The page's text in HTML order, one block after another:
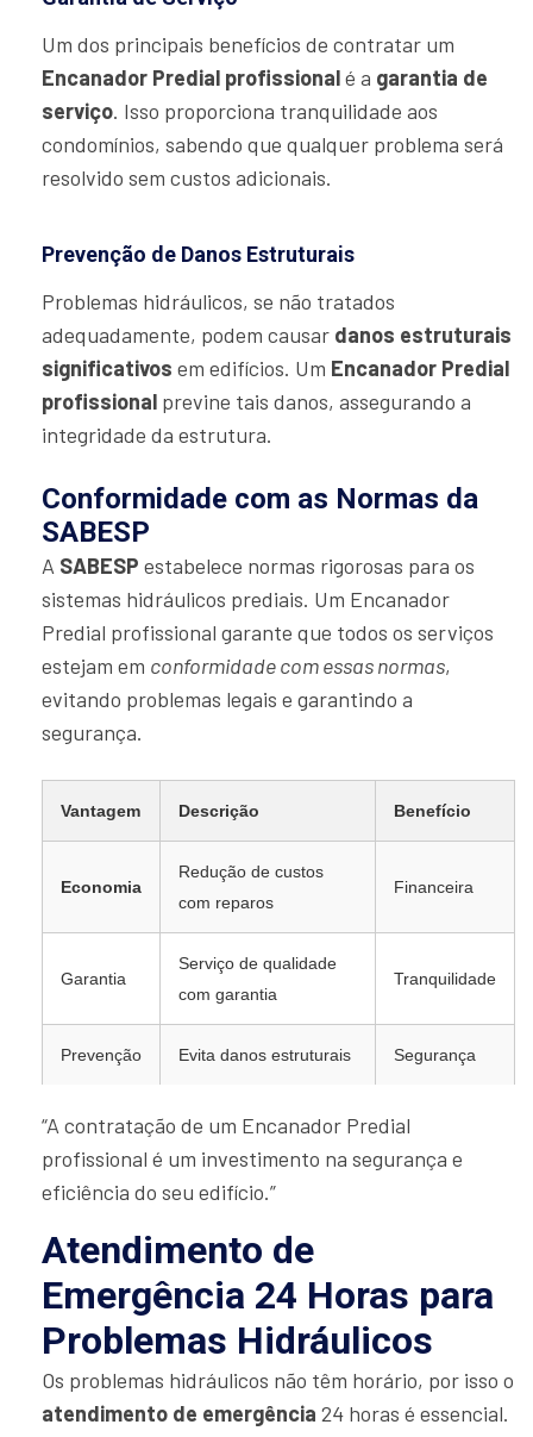
Um dos principais benefícios de contratar um
Encanador Predial profissionalé a garantia de
serviço. Isso proporciona tranquilidade aos
condomínios, sabendo que qualquer problema será
resolvido sem custos adicionais.
Prevenção de Danos Estruturais
Problemas hidráulicos, se não tratados
adequadamente, podem causar danos estruturais
significativos em edifícios. Um Encanador Predial
profissional previne tais danos, assegurando a
integridade da estrutura.
Conformidade com as Normas da
SABESP
A SABESP estabelece normas rigorosas para os
sistemas hidráulicos prediais. Um Encanador
Predial profissional garante que todos os serviços
estejam em conformidade com essas normas,
evitando problemas legais e garantindo a
segurança.
Vantagem Descrição Benefício
Economia
Redução de custos
com reparos
Financeira
Garantia
Serviço de qualidade
com garantia
Tranquilidade
Prevenção Evita danos estruturais Segurança
“A contratação de um Encanador Predial
profissional é um investimento na segurança e
eficiência do seu edifício.”
Atendimento de
Emergência 24 Horas para
Problemas Hidráulicos
Os problemas hidráulicos não têm horário, por isso o
atendimento de emergência 24 horas é essencial.